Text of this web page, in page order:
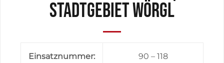
Stadtgebiet Wörgl
Einsatznummer: 90 – 118